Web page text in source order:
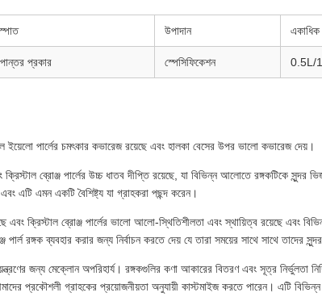
উপাদান একাধিক
প্রকার স্পেসিফিকেশন 0.5L/
ইয়েলো পার্লের চমৎকার কভারেজ রয়েছে এবং হালকা বেসের উপর ভালো কভারেজ দেয়।
ক্রিস্টাল ব্রোঞ্জ পার্লের উচ্চ ধাতব দীপ্তি রয়েছে, যা বিভিন্ন আলোতে রঙ্গকটিকে
এটি এমন একটি বৈশিষ্ট্য যা গ্রাহকরা পছন্দ করেন।
এবং ক্রিস্টাল ব্রোঞ্জ পার্লের ভালো আলো-স্থিতিশীলতা এবং স্থায়িত্ব রয়েছে এবং
পার্ল রঙ্গক ব্যবহার করার জন্য নির্বাচন করতে দেয় যে তারা সময়ের সাথে সাথে তাদের
জন্য মেক্লোন অপরিহার্য। রঙ্গকগুলির কণা আকারের বিতরণ এবং সূত্র নির্ভুলতা
প্রকৌশলী গ্রাহকের প্রয়োজনীয়তা অনুযায়ী কাস্টমাইজ করতে পারেন। এটি বিভিন্ন